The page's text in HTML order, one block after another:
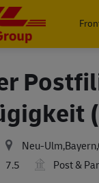
Neu-
7.5 Post &